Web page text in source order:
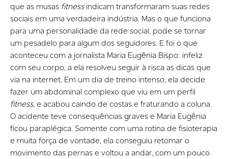
que as musas fitnessindicam transformaram suas redes
sociais em uma verdadeira indústria. Mas o que funciona
para uma personalidade da rede social, pode se tornar
um pesadelo para algum dos seguidores. E foi o que
aconteceu com a jornalista Maria Eugênia Bispo: infeliz
com seu corpo, a ela resolveu seguir à risca as dicas que
via na internet. Em um dia de treino intenso, ela decide
fazer um abdominal complexo que viu em um perfil
fitness, e acabou caindo de costas e fraturando a coluna.
O acidente teve consequências graves e Maria Eugênia
ficou paraplégica. Somente com uma rotina de fisioterapia
e muita força de vontade, ela conseguiu retomar o
movimento das pernas e voltou a andar, com um pouco